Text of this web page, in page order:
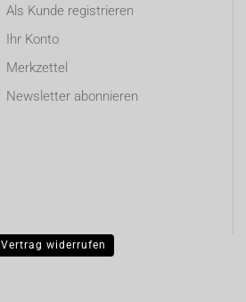
Als Kunde registrieren
Ihr Konto
Merkzettel
Newsletter abonnieren
Vertrag widerrufen